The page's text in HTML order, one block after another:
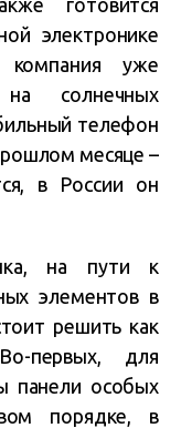
готовится
электронике
компания уже
на солнечных
телефон
месяце –
в России он
на пути к
элементов в
решить как
первых, для
панели особых
порядке, в